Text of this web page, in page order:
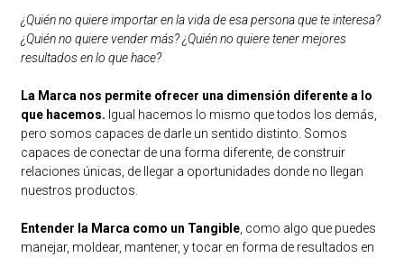
¿Quién no quiere importar en la vida de esa persona que te interesa?
¿Quién no quiere vender más? ¿Quién no quiere tener mejores
resultados en lo que hace?
La Marca nos permite ofrecer una dimensión diferente a lo
que hacemos. Igual hacemos lo mismo que todos los demás,
pero somos capaces de darle un sentido distinto. Somos
capaces de conectar de una forma diferente, de construir
relaciones únicas, de llegar a oportunidades donde no llegan
nuestros productos.
Entender la Marca como un Tangible, como algo que puedes
manejar, moldear, mantener, y tocar en forma de resultados en